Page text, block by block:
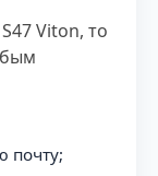
Viton, то
почту;